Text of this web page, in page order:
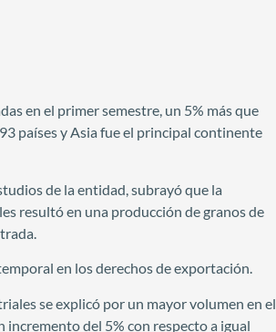
en el primer semestre, un 5% más que
países y Asia fue el principal continente
de la entidad, subrayó que la
resultó en una producción de granos de
en los derechos de exportación.
se explicó por un mayor volumen en el
incremento del 5% con respecto a igual